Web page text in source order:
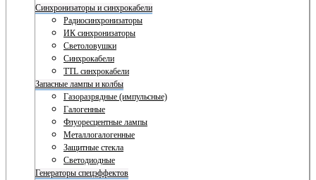
Синхронизаторы и синхрокабели
Радиосинхронизаторы
ИК синхронизаторы
Светоловушки
Синхрокабели
TTL синхрокабели
Запасные лампы и колбы
Газоразрядные (импульсные)
Галогенные
Флуоресцентные лампы
Металлогалогенные
Защитные стекла
Светодиодные
Генераторы спецэффектов